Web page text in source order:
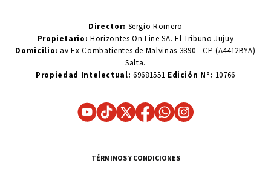
Director: Sergio Romero
Propietario:Horizontes On Line SA. El Tribuno Jujuy
Domicilio: av Ex Combatientes de Malvinas 3890 - CP (A4412BYA)
Salta.
Propiedad Intelectual: 69681551 Edición N°: 10766
TÉRMINOS Y CONDICIONES